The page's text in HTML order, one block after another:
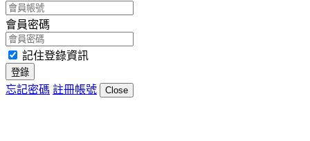
會員密碼
記住登錄資訊
登錄
忘記密碼 註冊帳號 Close